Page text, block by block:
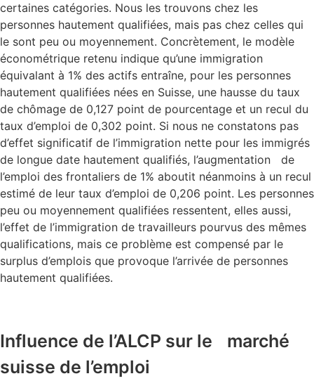
certaines catégories. Nous les trouvons chez les
personnes hautement qualifiées, mais pas chez celles qui
le sont peu ou moyennement. Concrètement, le modèle
économétrique retenu indique qu’une immigration
équivalant à 1% des actifs entraîne, pour les personnes
hautement qualifiées nées en Suisse, une hausse du taux
de chômage de 0,127 point de pourcentage et un recul du
taux d’emploi de 0,302 point. Si nous ne constatons pas
d’effet significatif de l’immigration nette pour les immigrés
de longue date hautement qualifiés, l’augmentation de
l’emploi des frontaliers de 1% aboutit néanmoins à un recul
estimé de leur taux d’emploi de 0,206 point. Les personnes
peu ou moyennement qualifiées ressentent, elles aussi,
l’effet de l’immigration de travailleurs pourvus des mêmes
qualifications, mais ce problème est compensé par le
surplus d’emplois que provoque l’arrivée de personnes
hautement qualifiées.
Influence de l’ALCP sur le marché
suisse de ­l’emploi